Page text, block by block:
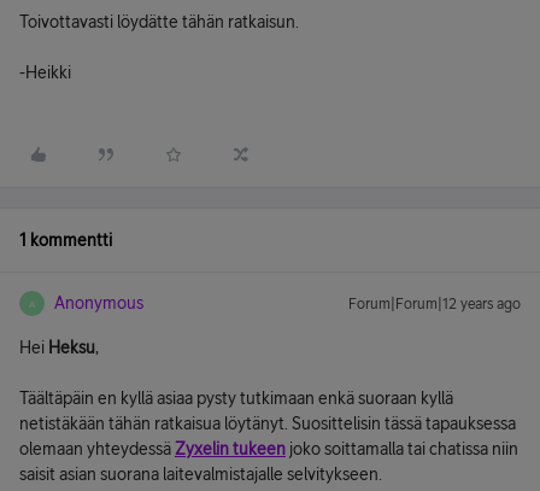
Toivottavasti löydätte tähän ratkaisun.
-Heikki
1 kommentti
A Anonymous Forum|Forum|12 years ago
Hei Heksu,
Täältäpäin en kyllä asiaa pysty tutkimaan enkä suoraan kyllä
netistäkään tähän ratkaisua löytänyt. Suosittelisin tässä tapauksessa
olemaan yhteydessäZyxelin tukeen joko soittamalla tai chatissa niin
saisit asian suorana laitevalmistajalle selvitykseen.